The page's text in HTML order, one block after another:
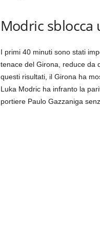
Modric
I primi 40 minuti sono stati
tenace del Girona, reduce da
questi risultati, il Girona ha
Luka Modric ha infranto la
portiere Paulo Gazzaniga